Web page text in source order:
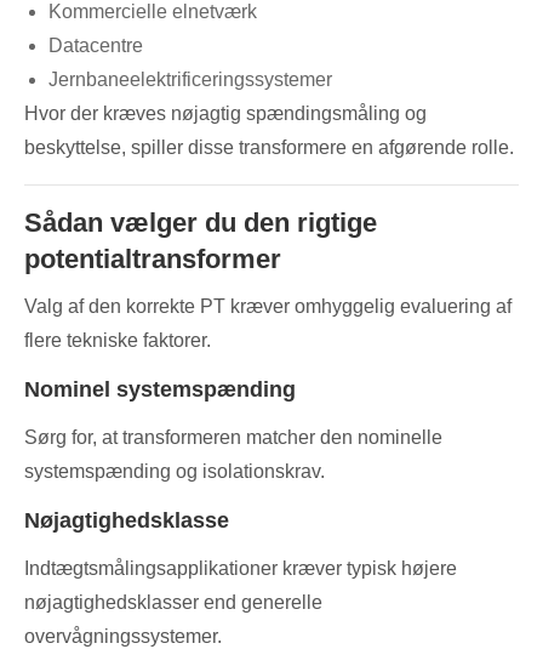
Kommercielle elnetværk
Datacentre
Jernbaneelektrificeringssystemer
Hvor der kræves nøjagtig spændingsmåling og
beskyttelse, spiller disse transformere en afgørende rolle.
Sådan vælger du den rigtige
potentialtransformer
Valg af den korrekte PT kræver omhyggelig evaluering af
flere tekniske faktorer.
Nominel systemspænding
Sørg for, at transformeren matcher den nominelle
systemspænding og isolationskrav.
Nøjagtighedsklasse
Indtægtsmålingsapplikationer kræver typisk højere
nøjagtighedsklasser end generelle
overvågningssystemer.